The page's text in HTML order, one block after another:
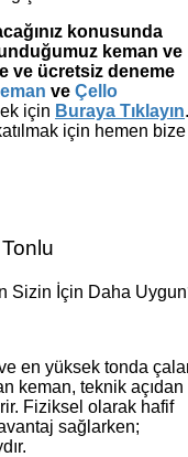
konusunda
keman ve
ve ücretsiz deneme
veÇello
için Buraya Tıklayın
için hemen bize
en yüksek tonda
keman, teknik açıdan
Fiziksel olarak hafif
sağlarken;